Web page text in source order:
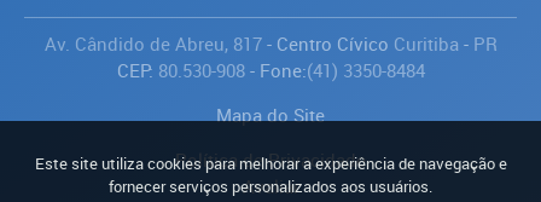
Av. Cândido de Abreu, 817- Centro Cívico Curitiba- PR
CEP: 80.530-908- Fone:(41) 3350-8484
Mapa do Site
Política de Privacidade
Avaliar
Este site utiliza cookies para melhorar a experiência de navegação e
fornecer serviços personalizados aos usuários.